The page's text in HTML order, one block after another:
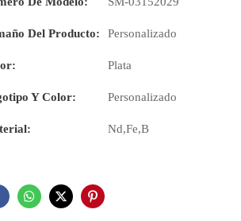
Del Producto: Personalizado
Plata
Y Color: Personalizado
Nd,Fe,B